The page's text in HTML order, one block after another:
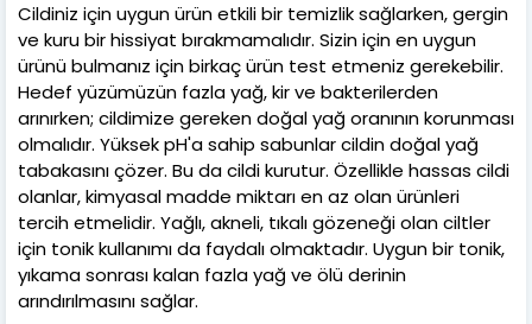
Cildiniz için uygun ürün etkili bir temizlik sağlarken, gergin
ve kuru bir hissiyat bırakmamalıdır. Sizin için en uygun
ürünü bulmanız için birkaç ürün test etmeniz gerekebilir.
Hedef yüzümüzün fazla yağ, kir ve bakterilerden
arınırken; cildimize gereken doğal yağ oranının korunması
olmalıdır. Yüksek pH'a sahip sabunlar cildin doğal yağ
tabakasını çözer. Bu da cildi kurutur. Özellikle hassas cildi
olanlar, kimyasal madde miktarı en az olan ürünleri
tercih etmelidir. Yağlı, akneli, tıkalı gözeneği olan ciltler
için tonik kullanımı da faydalı olmaktadır. Uygun bir tonik,
yıkama sonrası kalan fazla yağ ve ölü derinin
arındırılmasını sağlar.